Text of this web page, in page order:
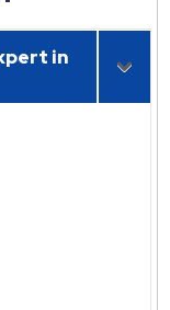
in